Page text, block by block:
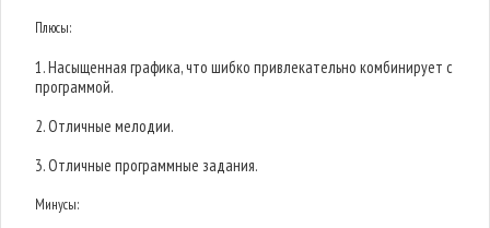
Плюсы:
1. Насыщенная графика, что шибко привлекательно комбинирует с
программой.
2. Отличные мелодии.
3. Отличные программные задания.
Минусы: